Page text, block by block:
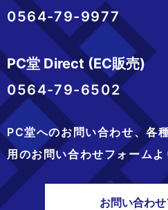
0564-79-9977
PC堂 Direct (EC販売)
0564-79-6502
PC堂へのお問い合わせ、各
用のお問い合わせフォームよ
お問い合わ